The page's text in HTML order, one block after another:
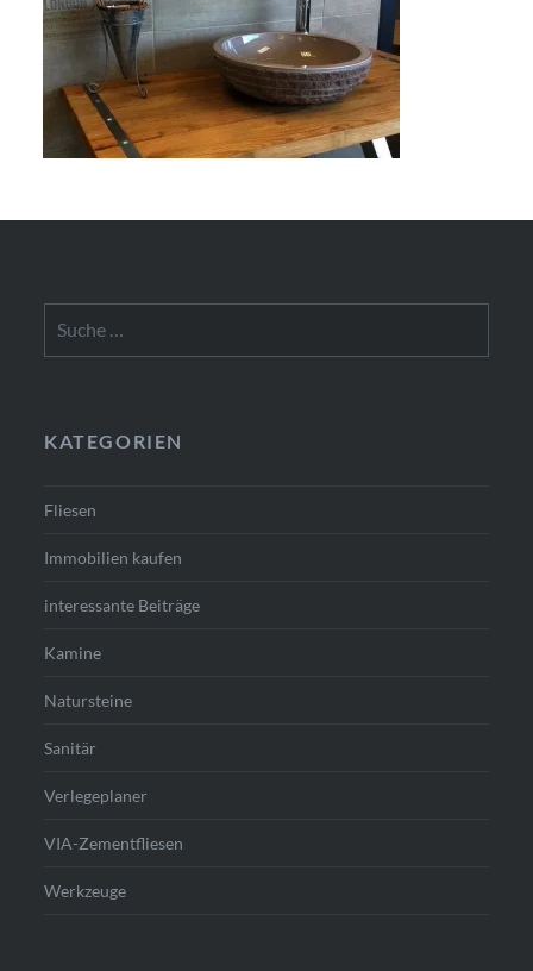
nach:
KATEGORIEN
Fliesen
Immobilien kaufen
interessante Beiträge
Kamine
Natursteine
Sanitär
Verlegeplaner
VIA-Zementfliesen
Werkzeuge